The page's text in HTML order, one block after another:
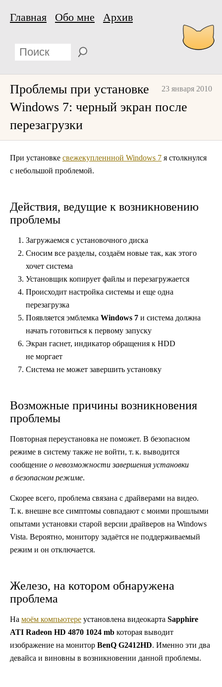
Главная Обо мне Архив
23 января 2010
Проблемы при установке
Windows 7: черный экран после
перезагрузки
При установке свежекупленнной Windows 7 я столкнулся
с небольшой проблемой.
Действия, ведущие к возникновению
проблемы
Загружаемся с установочного диска
Сносим все разделы, создаём новые так, как этого
хочет система
Установщик копирует файлы и перезагружается
Происходит настройка системы и еще одна
перезагрузка
Появляется эмблемка Windows 7 и система должна
начать готовиться к первому запуску
Экран гаснет, индикатор обращения к HDD
не моргает
Система не может завершить установку
Возможные причины возникновения
проблемы
Повторная переустановка не поможет. В безопасном
режиме в систему также не войти, т. к. выводится
сообщение о невозможности завершения установки
в безопасном режиме.
Скорее всего, проблема связана с драйверами на видео.
Т. к. внешне все симптомы совпадают с моими прошлыми
опытами установки старой версии драйверов на Windows
Vista. Вероятно, монитору задаётся не поддерживаемый
режим и он отключается.
Железо, на котором обнаружена
проблема
На моём компьютере установлена видеокарта Sapphire
ATI Radeon HD 4870 1024 mb которая выводит
изображение на монитор BenQ G2412HD. Именно эти два
девайса и виновны в возникновении данной проблемы.